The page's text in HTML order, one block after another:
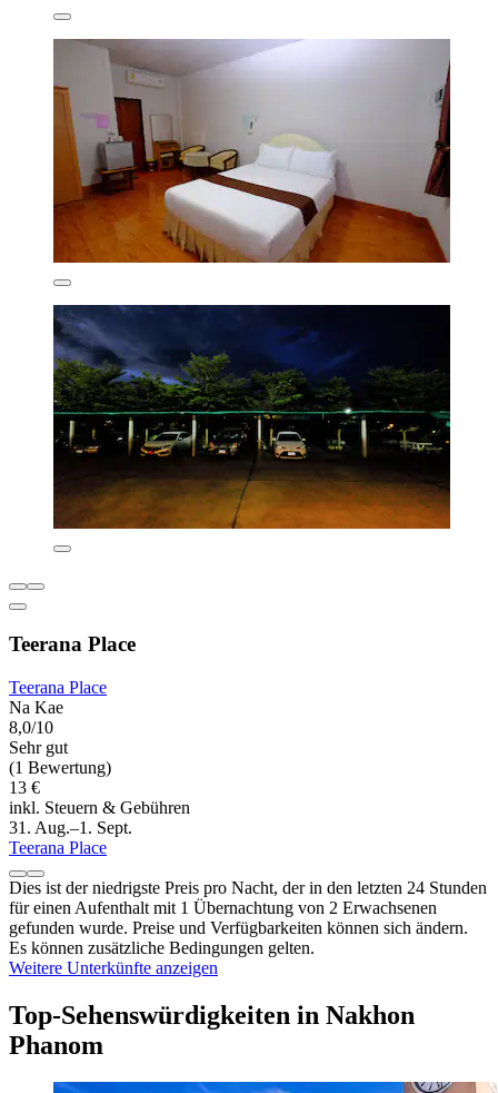
Teerana Place
Teerana Place
Na Kae
8,0/10
Sehr gut
(1 Bewertung)
13 €
inkl. Steuern & Gebühren
31. Aug.–1. Sept.
Teerana Place
Dies ist der niedrigste Preis pro Nacht, der in den letzten 24 Stunden
für einen Aufenthalt mit 1 Übernachtung von 2 Erwachsenen
gefunden wurde. Preise und Verfügbarkeiten können sich ändern.
Es können zusätzliche Bedingungen gelten.
Weitere Unterkünfte anzeigen
Top-Sehenswürdigkeiten in Nakhon
Phanom